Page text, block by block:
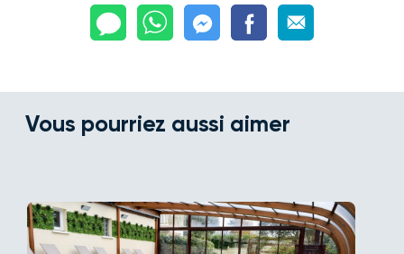
Vous pourriez aussi aimer